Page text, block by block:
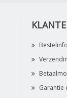
Garantie